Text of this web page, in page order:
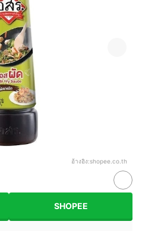
อ้างอิง:shopee.co.th
SHOPEE